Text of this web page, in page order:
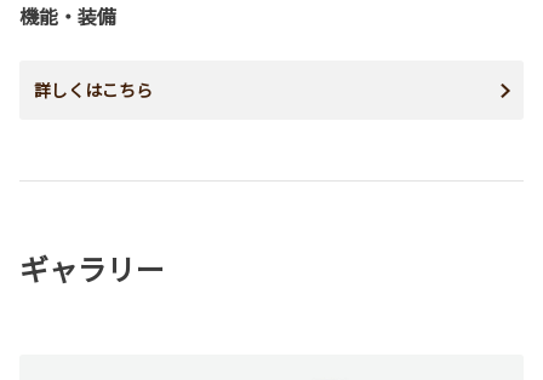
機能・装備
詳しくはこちら
ギャラリー